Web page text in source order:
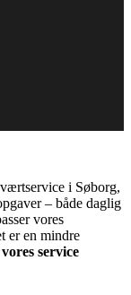
i Søborg,
– både daglig
vores
er en mindre
service